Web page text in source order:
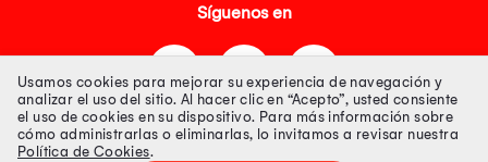
Síguenos en
Usamos cookies para mejorar su experiencia de navegación y
analizar el uso del sitio. Al hacer clic en “Acepto”, usted consiente
el uso de cookies en su dispositivo. Para más información sobre
cómo administrarlas o eliminarlas, lo invitamos a revisar nuestra
Política de Cookies.